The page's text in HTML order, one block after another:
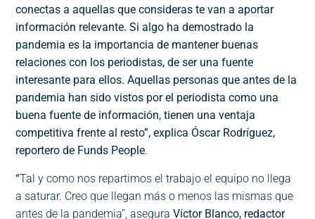
conectas a aquellas que consideras te van a aportar
información relevante. Si algo ha demostrado la
pandemia es la importancia de mantener buenas
relaciones con los periodistas, de ser una fuente
interesante para ellos. Aquellas personas que antes de la
pandemia han sido vistos por el periodista como una
buena fuente de información, tienen una ventaja
competitiva frente al resto”, explica Óscar Rodríguez,
reportero de Funds People.
“Tal y como nos repartimos el trabajo el equipo no llega
a saturar. Creo que llegan más o menos las mismas que
antes de la pandemia”, aseguraVíctor Blanco, redactor